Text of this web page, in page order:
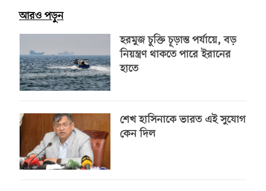
আরও পড়ুন
হরমুজ চুক্তি চূড়ান্ত পর্যায়ে, বড়
নিয়ন্ত্রণ থাকতে পারে ইরানের
হাতে
শেখ হাসিনাকে ভারত এই সুযোগ
কেন দিল